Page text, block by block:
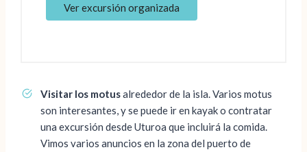
Ver excursión organizada
Visitar los motusalrededor de la isla. Varios motus
son interesantes, y se puede ir en kayak o contratar
una excursión desde Uturoa que incluirá la comida.
Vimos varios anuncios en la zona del puerto de